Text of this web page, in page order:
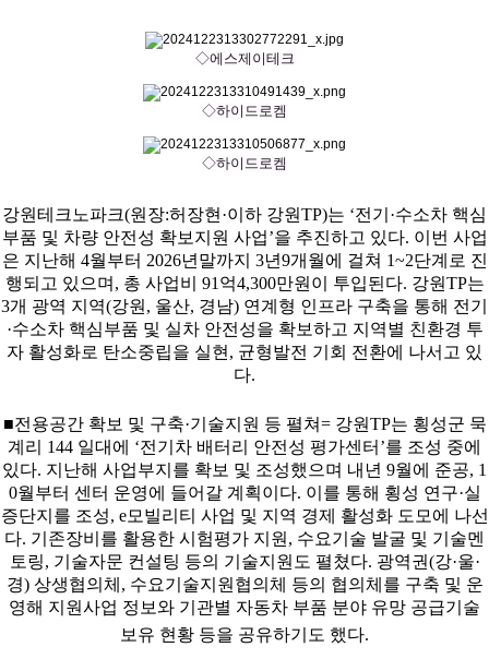
◇에스제이테크
◇하이드로켐
◇하이드로켐
강원테크노파크(원장:허장현·이하 강원TP)는 ‘전기·수소차 핵심
부품 및 차량 안전성 확보지원 사업’을 추진하고 있다. 이번 사업
은 지난해 4월부터 2026년말까지 3년9개월에 걸쳐 1~2단계로 진
행되고 있으며, 총 사업비 91억4,300만원이 투입된다. 강원TP는
3개 광역 지역(강원, 울산, 경남) 연계형 인프라 구축을 통해 전기
·수소차 핵심부품 및 실차 안전성을 확보하고 지역별 친환경 투
자 활성화로 탄소중립을 실현, 균형발전 기회 전환에 나서고 있
다.
■전용공간 확보 및 구축·기술지원 등 펼쳐= 강원TP는 횡성군 묵
계리 144 일대에 ‘전기차 배터리 안전성 평가센터’를 조성 중에
있다. 지난해 사업부지를 확보 및 조성했으며 내년 9월에 준공, 1
0월부터 센터 운영에 들어갈 계획이다. 이를 통해 횡성 연구·실
증단지를 조성, e모빌리티 사업 및 지역 경제 활성화 도모에 나선
다. 기존장비를 활용한 시험평가 지원, 수요기술 발굴 및 기술멘
토링, 기술자문 컨설팅 등의 기술지원도 펼쳤다. 광역권(강·울·
경) 상생협의체, 수요기술지원협의체 등의 협의체를 구축 및 운
영해 지원사업 정보와 기관별 자동차 부품 분야 유망 공급기술
보유 현황 등을 공유하기도 했다.